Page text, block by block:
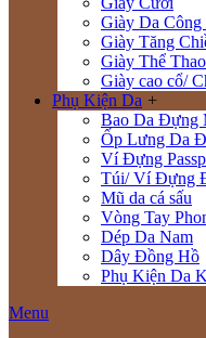
Giày Da Công
Giày Tăng
Giày Thể Thao
Giày cao cổ/
Phụ Kiện Da +
Bao Da Đựng
Ốp Lưng Da
Ví Đựng
Túi/ Ví Đựng
Mũ da cá sấu
Vòng Tay
Dép Da Nam
Dây Đồng Hồ
Phụ Kiện Da
Menu